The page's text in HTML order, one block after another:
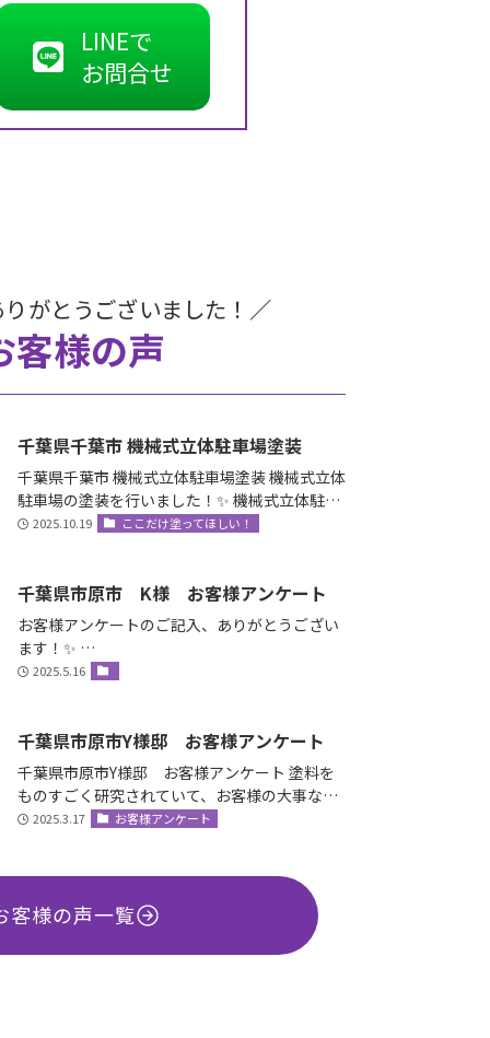
LINEで
お問合せ
がとうございました！／
客様の声
千葉県千葉市 機械式立体駐車場塗装
千葉県千葉市 機械式立体駐車場塗装 機械式立体
駐車場の塗装を行いました！✨ 機械式立体駐車
場とは？ エレベータ…
2025.10.19 ここだけ塗ってほしい！
千葉県市原市 K様 お客様アンケート
お客様アンケートのご記入、ありがとうござい
ます！✨ …
2025.5.16
千葉県市原市Y様邸 お客様アンケート
千葉県市原市Y様邸 お客様アンケート 塗料を
ものすごく研究されていて、お客様の大事な家
を守ると言う社長の誠意をすごく感じ絶対間違
2025.3.17 お客様アンケート
客様の声一覧